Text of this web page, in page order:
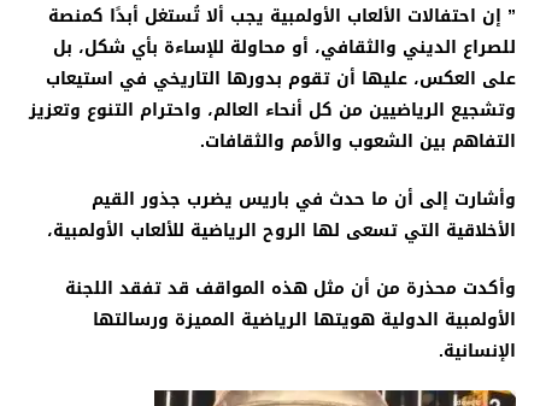
” إن احتفالات الألعاب الأولمبية يجب ألا تُستغل أبدًا كمنصة
للصراع الديني والثقافي، أو محاولة للإساءة بأي شكل، بل
على العكس، عليها أن تقوم بدورها التاريخي في استيعاب
وتشجيع الرياضيين من كل أنحاء العالم، واحترام التنوع وتعزيز
التفاهم بين الشعوب والأمم والثقافات.
وأشارت إلى أن ما حدث في باريس يضرب جذور القيم
الأخلاقية التي تسعى لها الروح الرياضية للألعاب الأولمبية،
وأكدت محذرة من أن مثل هذه المواقف قد تفقد اللجنة
الأولمبية الدولية هويتها الرياضية المميزة ورسالتها
الإنسانية.